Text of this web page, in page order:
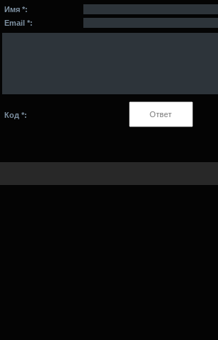
Имя *:
Email *:
Код *: